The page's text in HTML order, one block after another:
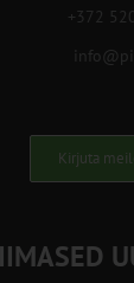
+372
Kirjuta